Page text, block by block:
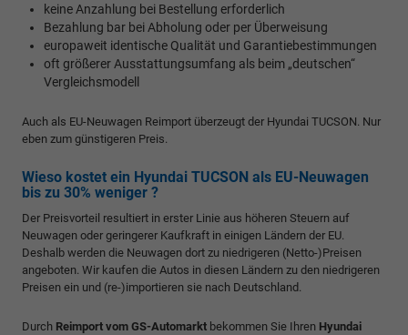
keine Anzahlung bei Bestellung erforderlich
Bezahlung bar bei Abholung oder per Überweisung
europaweit identische Qualität und Garantiebestimmungen
oft größerer Ausstattungsumfang als beim „deutschen“
Vergleichsmodell
Auch als EU-Neuwagen Reimport überzeugt der Hyundai TUCSON. Nur
eben zum günstigeren Preis.
Wieso kostet ein Hyundai TUCSON als EU-Neuwagen
bis zu 30% weniger ?
Der Preisvorteil resultiert in erster Linie aus höheren Steuern auf
Neuwagen oder geringerer Kaufkraft in einigen Ländern der EU.
Deshalb werden die Neuwagen dort zu niedrigeren (Netto-)Preisen
angeboten. Wir kaufen die Autos in diesen Ländern zu den niedrigeren
Preisen ein und (re-)importieren sie nach Deutschland.
Durch Reimport vom GS-Automarkt bekommen Sie Ihren Hyundai